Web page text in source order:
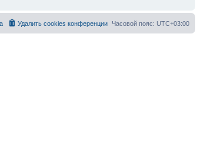
Часовой пояс: UTC+03:00
Удалить cookies конференции